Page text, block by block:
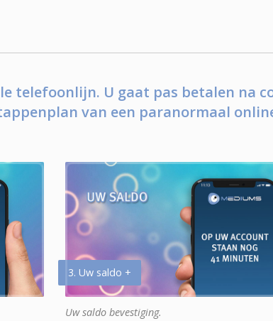
telefoonlijn. U gaat pas betalen na
van een paranormaal
3. Uw saldo +
Uw saldo bevestiging.